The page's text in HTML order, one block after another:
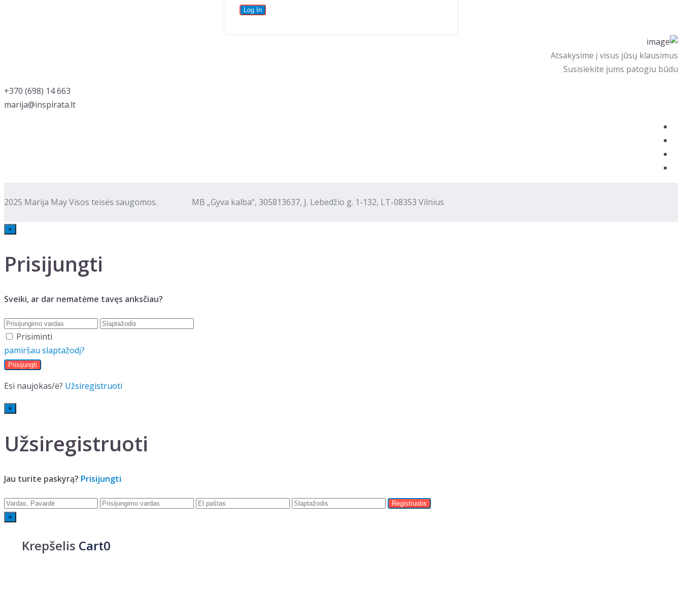
Atsakysime į visus jūsų klausimus
Susisiekite jums patogiu būdu
‭+370 (698) 14 663
marija@inspirata.lt
2025 Marija May Visos teisės saugomos. MB „Gyva kalba“, 305813637, J. Lebedžio g. 1-132, LT-08353 Vilnius
×
Prisijungti
Sveiki, ar dar nematėme tavęs anksčiau?
Prisiminti
pamiršau slaptažodį?
Esi naujokas/ė? Užsiregistruoti
×
Užsiregistruoti
Jau turite paskyrą? Prisijungti
×
Krepšelis Cart0